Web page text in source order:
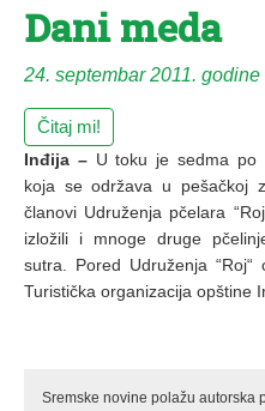
Dani meda
24. septembar 2011. godine
Čitaj mi!
Inđija – U toku je sedma po
koja se održava u pešačkoj
članovi Udruženja pčelara
izložili i mnoge druge
sutra. Pored Udruženja
Turistička organizacija opštine
Sremske novine polažu autorska